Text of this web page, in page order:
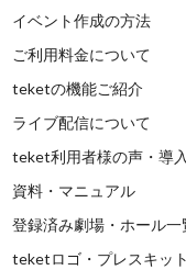
イベント作成の方法
ご利用料金について
teketの機能ご紹介
ライブ配信について
teket利用者様の声・導
資料・マニュアル
登録済み劇場・ホール一
teketロゴ・プレスキッ